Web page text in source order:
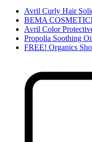
Avril Curly Hair
BEMA
Avril Color
Propolia Soothing
FREE! Organics